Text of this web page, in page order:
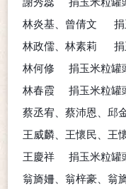
林炎基、曾倩文
林政儒、林素莉
林何修
捐玉米粒罐
林春霞
捐玉米粒罐
蔡丞宥、蔡沛恩、邱
王威麟、王懷民、王
王慶祥
捐玉米粒罐
翁旖姍、翁梓豪、翁